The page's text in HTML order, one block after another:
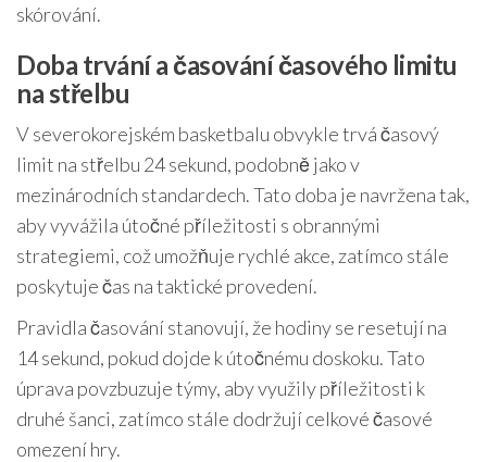
skórování.
Doba trvání a časování časového limitu
na střelbu
V severokorejském basketbalu obvykle trvá časový
limit na střelbu 24 sekund, podobně jako v
mezinárodních standardech. Tato doba je navržena tak,
aby vyvážila útočné příležitosti s obrannými
strategiemi, což umožňuje rychlé akce, zatímco stále
poskytuje čas na taktické provedení.
Pravidla časování stanovují, že hodiny se resetují na
14 sekund, pokud dojde k útočnému doskoku. Tato
úprava povzbuzuje týmy, aby využily příležitosti k
druhé šanci, zatímco stále dodržují celkové časové
omezení hry.